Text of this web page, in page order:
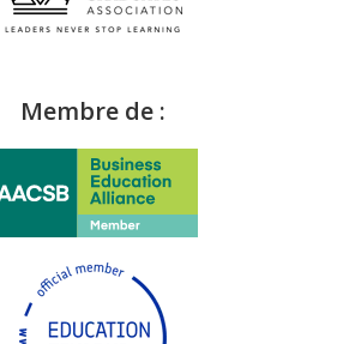
Membre de :